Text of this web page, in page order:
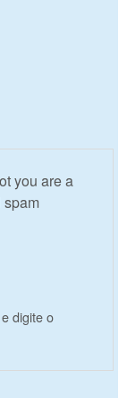
you are a
spam
digite o